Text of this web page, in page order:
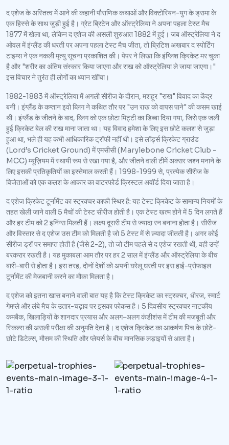
द एशेज के अस्तित्व में आने की कहानी पौराणिक कथाओं और विक्टोरियन-युग के ड्रामा के
एक हिस्से के साथ जुड़ी हुई है। ग्रेट ब्रिटेन और ऑस्ट्रेलिया ने अपना पहला टेस्ट मैच
1877 में खेला था, लेकिन द एशेज की असली शुरुआत 1882 में हुई। जब ऑस्ट्रेलिया ने द
ओवल में इंग्लैंड की धरती पर अपना पहला टेस्ट मैच जीता, तो ब्रिटिश अखबार द स्पोर्टिंग
टाइम्स ने एक नकली मृत्यु सूचना प्रकाशित की। पेपर ने लिखा कि इंग्लिश क्रिकेट मर चुका
है और "शरीर का अंतिम संस्कार किया जाएगा और राख को ऑस्ट्रेलिया ले जाया जाएगा।"
इस विचार ने तुरंत ही लोगों का ध्यान खींचा।
1882-1883 में ऑस्ट्रेलिया में अगली सीरीज के दौरान, मशहूर "राख" विवाद का केंद्र
बनी। इंग्लैंड के कप्तान इवो ब्लिग ने कथित तौर पर "उन राख को वापस पाने" की कसम खाई
थी। इंग्लैंड के जीतने के बाद, ब्लिग को एक छोटा मिट्टी का डिब्बा दिया गया, जिसे एक जली
हुई क्रिकेट बेल की राख माना जाता था। यह विवाद हमेशा के लिए इस छोटे कलश से जुड़ा
हुआ था, भले ही यह कभी आधिकारिक ट्रॉफी नहीं थी। इसे लॉर्ड्स क्रिकेट ग्राउंड
(Lord’s Cricket Ground) में एमसीसी (Marylebone Cricket Club -
MCC) म्यूज़ियम में स्थायी रूप से रखा गया है, और जीतने वाली टीमें अक्सर जश्न मनाने के
लिए इसकी प्रतिकृतियों का इस्तेमाल करती हैं। 1998-1999 से, प्रत्येक सीरीज के
विजेताओं को एक कलश के आकार का वाटरफोर्ड क्रिस्टल अवॉर्ड दिया जाता है।
द एशेज क्रिकेट टूर्नामेंट का स्ट्रक्चर काफी स्थिर है: यह टेस्ट क्रिकेट के सामान्य नियमों के
तहत खेली जाने वाली 5 मैचों की टेस्ट सीरीज होती है। एक टेस्ट खत्म होने में 5 दिन लगते हैं
और हर टीम को 2 इनिंग्स मिलती हैं। लक्ष्य दूसरी टीम से ज्यादा रन बनाना होता है। सीरीज
और विस्तार से द एशेज उस टीम को मिलती है जो 5 टेस्ट में से ज़्यादा जीतती है। अगर कोई
सीरीज ड्रॉ पर समाप्त होती है (जैसे 2-2), तो जो टीम पहले से द एशेज रखती थी, वही उन्हें
बरकरार रखती है। यह मुकाबला आम तौर पर हर 2 साल में इंग्लैंड और ऑस्ट्रेलिया के बीच
बारी-बारी से होता है। इस तरह, दोनों देशों को अपनी घरेलू धरती पर इस हाई-प्रोफाइल
टूर्नामेंट की मेजबानी करने का मौका मिलता है।
द एशेज को इतना खास बनाने वाली बात यह है कि टेस्ट क्रिकेट का स्ट्रक्चर, धीरज, स्मार्ट
गेमप्ले और लंबे मैच के उतार-चढ़ाव पर इसका फोकस है। 5 दिवसीय स्ट्रक्चर नाटकीय
कमबैक, खिलाड़ियों के शानदार प्रयास और अलग-अलग कंडीशंस में टीम की मजबूती और
स्किल्स की असली परीक्षा की अनुमति देता है। द एशेज क्रिकेट का आकर्षण पिच के छोटे-
छोटे डिटेल्स, मौसम की स्थिति और प्लेयर्स के बीच मानसिक लड़ाइयों से आता है।